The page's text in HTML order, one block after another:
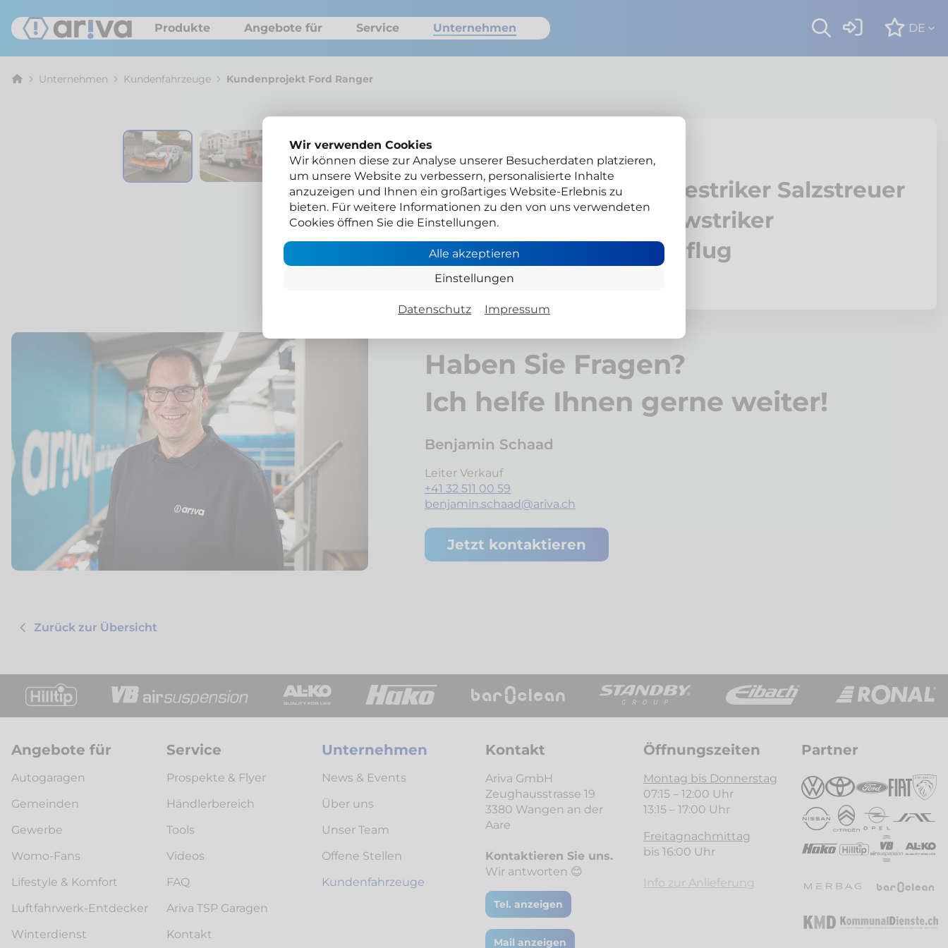
Produkte Angebote für Service Unternehmen DE
Unternehmen Kunden­fahrzeuge Kundenprojekt Ford Ranger
HillTip Icestriker Salzstreuer
und Snowstriker
Schneepflug
Haben Sie Fragen?
Ich helfe Ihnen gerne weiter!
Benjamin Schaad
Leiter Verkauf
+41 32 511 00 59
benjamin.schaad@ariva.ch
Jetzt kontaktieren
Zurück zur Übersicht
Angebote für
Autogaragen
Gemeinden
Gewerbe
Womo-Fans
Lifestyle & Komfort
Luftfahrwerk-Entdecker
Winterdienst
Service
Prospekte & Flyer
Händlerbereich
Tools
Videos
FAQ
Ariva TSP Garagen
Kontakt
Unternehmen
News & Events
Über uns
Unser Team
Offene Stellen
Kunden­fahrzeuge
Kontakt
Ariva GmbH
Zeughausstrasse 19
3380 Wangen an der
Aare
Kontaktieren Sie uns.
Wir antworten 😊
Tel. anzeigen
Mail anzeigen
Öffnungszeiten
Montag bis Donnerstag
07:15 – 12:00 Uhr
13:15 – 17:00 Uhr
Freitagnachmittag
bis 16:00 Uhr
Info zur Anlieferung
Partner
Wir verwenden Cookies
Wir können diese zur Analyse unserer Besucherdaten platzieren,
um unsere Website zu verbessern, personalisierte Inhalte
anzuzeigen und Ihnen ein großartiges Website-Erlebnis zu
bieten. Für weitere Informationen zu den von uns verwendeten
Cookies öffnen Sie die Einstellungen.
Alle akzeptieren
Einstellungen
Datenschutz Impressum